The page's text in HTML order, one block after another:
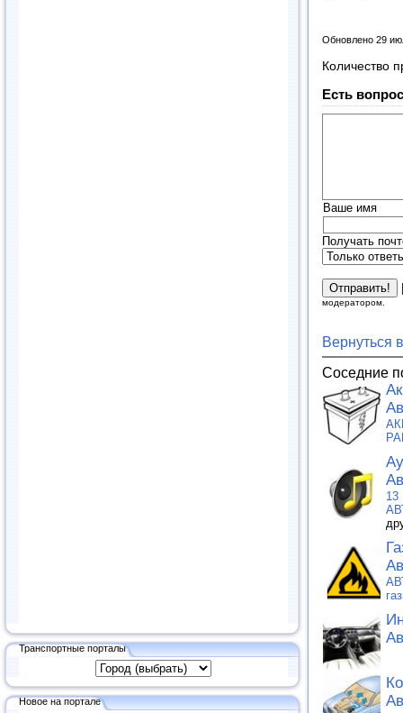
Транспортные порталы
Новое на портале
Обновлено 29
Количество
Есть
Ваше имя
Получать
модератором.
Вернуться
Соседние
13